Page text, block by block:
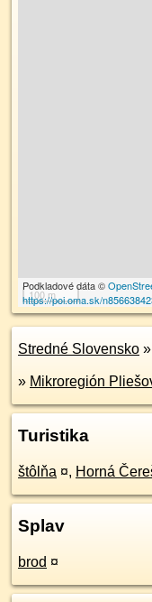
100 m
Podkladové dáta ©
https://poi.oma.sk/
Stredné Slovensko »
» Mikroregión
Turistika
štôlňa ¤, Horná
Splav
brod ¤